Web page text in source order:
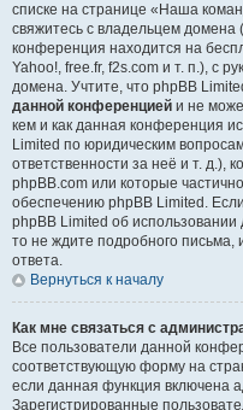
списке на странице «Наша
свяжитесь с владельцем домена
конференция находится на
Yahoo!, free.fr, f2s.com и т. п.), с
домена. Учтите, что phpBB
данной конференцией и не
кем и как данная конференция
Limited по юридическим
ответственности за неё и т. д.),
phpBB.com или которые
обеспечению phpBB Limited.
phpBB Limited об
то не ждите подробного
ответа.
Вернуться к началу
Как мне связаться с
Все пользователи данной
соответствующую форму на
если данная функция включена
Зарегистрированные